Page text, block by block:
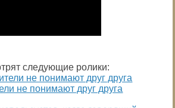
следующие ролики:
не понимают друг друга